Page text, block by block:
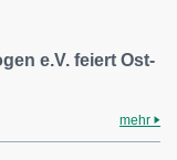
e.V. feiert Ost-
mehr